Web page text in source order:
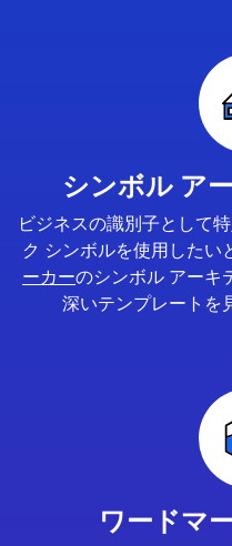
シンボル ア
ビジネスの識別子として
ク シンボルを使用したい
ーカーのシンボル アーキ
深いテンプレートを
ワードマ